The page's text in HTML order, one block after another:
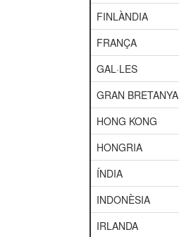
FINLÀNDIA
FRANÇA
GAL·LES
GRAN BRETANYA
HONG KONG
HONGRIA
ÍNDIA
INDONÈSIA
IRLANDA